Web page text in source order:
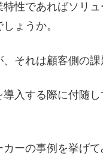
性であればソリ
ょうか。
それは顧客側の課
入する際に付随
ーの事例を挙げて